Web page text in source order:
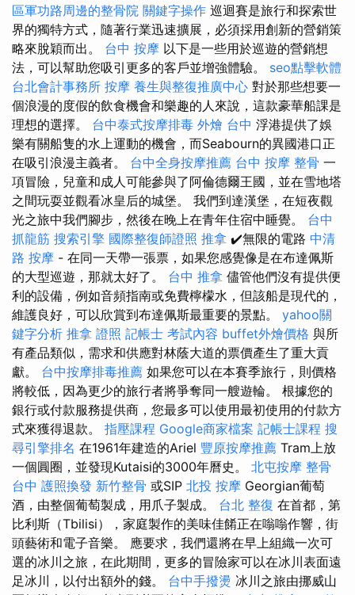
區軍功路周邊的整骨院 關鍵字操作 巡迴賽是旅行和探索世
界的獨特方式，隨著行業迅速擴展，必須採用創新的營銷策
略來脫穎而出。 台中 按摩 以下是一些用於巡遊的營銷想
法，可以幫助您吸引更多的客戶並增強體驗。 seo點擊軟體
台北會計事務所 按摩 養生與整復推廣中心 對於那些想要一
個浪漫的度假的飲食機會和樂趣的人來說，這款豪華船課是
理想的選擇。 台中泰式按摩排毒 外燴 台中 浮港提供了娛
樂有關船隻的水上運動的機會，而Seabourn的異國港口正
在吸引浪漫主義者。 台中全身按摩推薦 台中 按摩 整骨 一
項冒險，兒童和成人可能參與了阿倫德爾王國，並在雪地塔
之間玩耍並觀看冰皇后的城堡。 我們到達漢堡，在短夜觀
光之旅中我們腳步，然後在晚上在青年住宿中睡覺。 台中
抓龍筋 搜索引擎 國際整復師證照 推拿 ✔️無限的電路 中清
路 按摩 - 在同一天帶一張票，如果您感覺像是在布達佩斯
的大型巡遊，那就太好了。 台中 推拿 儘管他們沒有提供便
利的設備，例如音頻指南或免費檸檬水，但該船是現代的，
維護良好，可以欣賞到布達佩斯最重要的景點。 yahoo關
鍵字分析 推拿 證照 記帳士 考試內容 buffet外燴價格 與所
有產品類似，需求和供應對林蔭大道的票價產生了重大貢
獻。 台中按摩排毒推薦 如果您可以在本賽季旅行，則價格
將較低，因為更少的旅行者將爭奪同一艘遊輪。 根據您的
銀行或付款服務提供商，您最多可以使用最初使用的付款方
式來獲得退款。 指壓課程 Google商家檔案 記帳士課程 搜
尋引擎排名 在1961年建造的Ariel 豐原按摩推薦 Tram上放
一個圓圈，並發現Kutaisi的3000年曆史。 北屯按摩 整骨
台中 護照換發 新竹整骨 或SIP 北投 按摩 Georgian葡萄
酒，由整個葡萄製成，用爪子製成。 台北 整復 在首都，第
比利斯（Tbilisi），家庭製作的美味佳餚正在嗡嗡作響，街
頭藝術和電子音樂。 應要求，我們還將在早上組織一次可
選的冰川之旅，在此期間，更多的冒險家可以在冰川表面遠
足冰川，以付出額外的錢。 台中手撥燙 冰川之旅由挪威山